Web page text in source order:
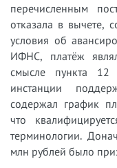
перечисленным
отказала в вычете,
условия об
ИФНС, платёж
смысле пункта
инстанции
содержал график
что
терминологии.
млн рублей было